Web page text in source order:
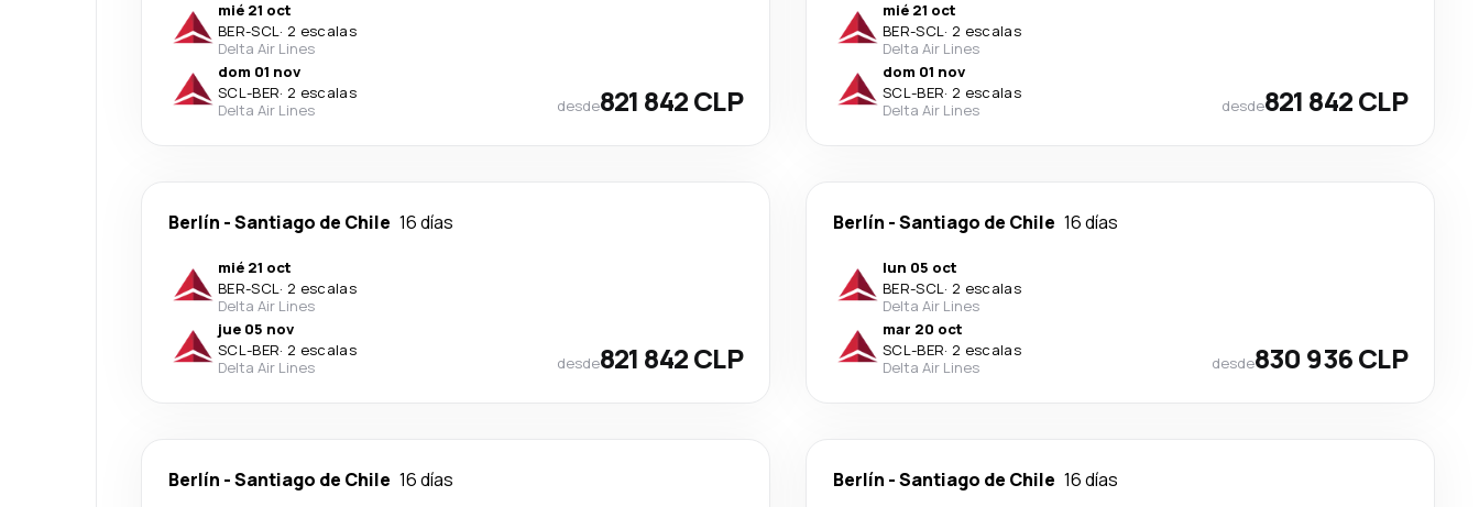
mié 21 oct
BER-SCL· 2 escalas
Delta Air Lines
dom 01 nov
SCL-BER· 2 escalas
Delta Air Lines
desde821 842 CLP
mié 21 oct
BER-SCL· 2 escalas
Delta Air Lines
dom 01 nov
SCL-BER· 2 escalas
Delta Air Lines
desde821 842 CLP
Berlín -Santiago de Chile 16 días
mié 21 oct
BER-SCL· 2 escalas
Delta Air Lines
jue 05 nov
SCL-BER· 2 escalas
Delta Air Lines
desde821 842 CLP
Berlín -Santiago de Chile 16 días
lun 05 oct
BER-SCL· 2 escalas
Delta Air Lines
mar 20 oct
SCL-BER· 2 escalas
Delta Air Lines
desde830 936 CLP
Berlín -Santiago de Chile 16 días Berlín -Santiago de Chile 16 días